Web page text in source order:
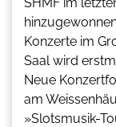
Konzerte im
Saal wird
Neue
am
»Slotsmusik-